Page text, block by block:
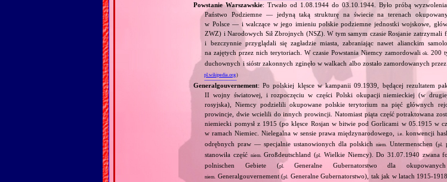
Powstanie Warszawskie: Trwało od 1.08.1944 do 03.10.1944. Było próbą
Państwo Podziemne — jedyną taką strukturę na świecie na terenach
w Polsce — i walczące w jego imieniu polskie podziemne jednostki wojskowe,
ZWZ) i Narodowych Sił Zbrojnych (NSZ). W tym samym czasie Rosjanie zatrzymali
i bezczynnie przyglądali się zagładzie miasta, zabraniając nawet alianckim
na zajętych przez nich terytoriach. W czasie Powstania Niemcy zamordowaliok. 200
duchownych i sióstr zakonnych zginęło w walkach albo zostało zamordowanych
pl.wikipedia.org)
Generalgouvernement: Po polskiej klęsce w kampanii 09.1939, będącej rezultatem
II wojny światowej, i rozpoczęciu w części Polski okupacji niemieckiej (w
rosyjska), Niemcy podzielili okupowane polskie terytorium na pięć głównych
prowincje, dwie wcielili do innych prowincji. Natomiast piąta część potraktowana
niemiecki pomysł z 1915 (po klęsce Rosjan w bitwie pod Gorlicami w 05.1915 w
w ramach Niemiec. Nielegalna w sensie prawa międzynarodowego,
i.e. konwencji
odrębnych praw — specjalnie ustanowionych dla polskichniem. Untermenschen (pl.
stanowiła część niem. Großdeutschland (pl. Wielkie Niemcy). Do 31.07.1940 zwana
polnischen Gebiete (pl. Generalne Gubernatorstwo dla
niem. Generalgouvernement (pl. Generalne Gubernatorstwo), tak jak w latach